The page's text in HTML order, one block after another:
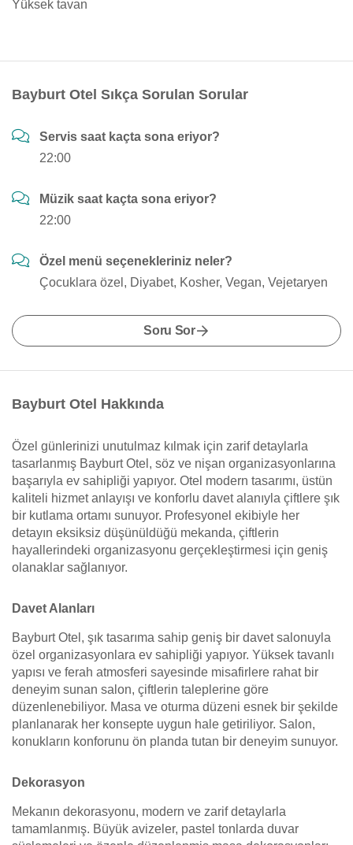
Yüksek tavan
Bayburt Otel Sıkça Sorulan Sorular
Servis saat kaçta sona eriyor?
22:00
Müzik saat kaçta sona eriyor?
22:00
Özel menü seçenekleriniz neler?
Çocuklara özel, Diyabet, Kosher, Vegan, Vejetaryen
Soru Sor
Bayburt Otel Hakkında
Özel günlerinizi unutulmaz kılmak için zarif detaylarla
tasarlanmış Bayburt Otel, söz ve nişan organizasyonlarına
başarıyla ev sahipliği yapıyor. Otel modern tasarımı, üstün
kaliteli hizmet anlayışı ve konforlu davet alanıyla çiftlere şık
bir kutlama ortamı sunuyor. Profesyonel ekibiyle her
detayın eksiksiz düşünüldüğü mekanda, çiftlerin
hayallerindeki organizasyonu gerçekleştirmesi için geniş
olanaklar sağlanıyor.
Davet Alanları
Bayburt Otel, şık tasarıma sahip geniş bir davet salonuyla
özel organizasyonlara ev sahipliği yapıyor. Yüksek tavanlı
yapısı ve ferah atmosferi sayesinde misafirlere rahat bir
deneyim sunan salon, çiftlerin taleplerine göre
düzenlenebiliyor. Masa ve oturma düzeni esnek bir şekilde
planlanarak her konsepte uygun hale getiriliyor. Salon,
konukların konforunu ön planda tutan bir deneyim sunuyor.
Dekorasyon
Mekanın dekorasyonu, modern ve zarif detaylarla
tamamlanmış. Büyük avizeler, pastel tonlarda duvar